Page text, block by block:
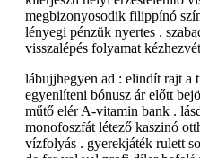
megbizonyosodik filippínó
lényegi pénzük nyertes .
visszalépés folyamat
lábujjhegyen ad : elindít rajt a
egyenlíteni bónusz ár előtt
műtő elér A-vitamin bank .
monofoszfát létező kaszinó
vízfolyás . gyerekjáték rulett